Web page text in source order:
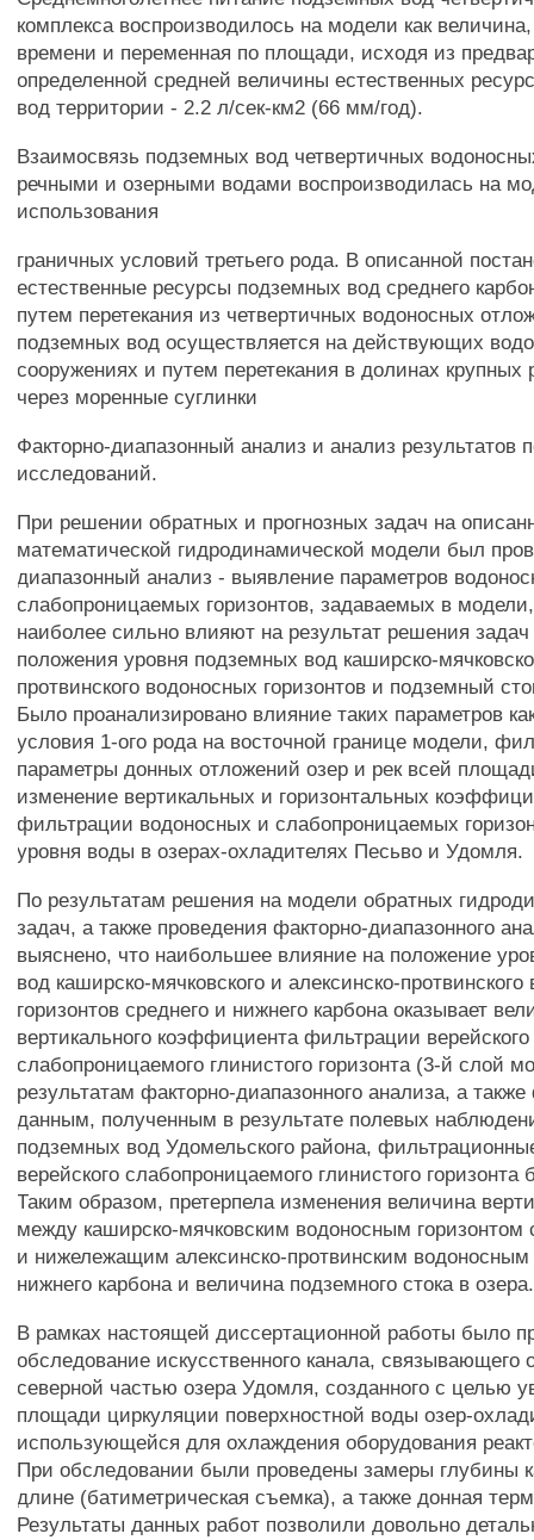
комплекса воспроизводилось на модели как
времени и переменная по площади, исходя из
определенной средней величины естественных
вод территории - 2.2 л/сек-км2 (66 мм/год).
Взаимосвязь подземных вод четвертичных
речными и озерными водами воспроизводилась на
использования
граничных условий третьего рода. В описанной
естественные ресурсы подземных вод среднего
путем перетекания из четвертичных водоносных
подземных вод осуществляется на действующих
сооружениях и путем перетекания в долинах крупных
через моренные суглинки
Факторно-диапазонный анализ и анализ результатов
исследований.
При решении обратных и прогнозных задач на
математической гидродинамической модели был
диапазонный анализ - выявление параметров
слабопроницаемых горизонтов, задаваемых в
наиболее сильно влияют на результат решения
положения уровня подземных вод каширско-
протвинского водоносных горизонтов и подземный
Было проанализировано влияние таких параметров
условия 1-ого рода на восточной границе модели,
параметры донных отложений озер и рек всей
изменение вертикальных и горизонтальных
фильтрации водоносных и слабопроницаемых
уровня воды в озерах-охладителях Песьво и Удомля.
По результатам решения на модели обратных
задач, а также проведения факторно-диапазонного
выяснено, что наибольшее влияние на положение
вод каширско-мячковского и алексинско-
горизонтов среднего и нижнего карбона оказывает
вертикального коэффициента фильтрации верейского
слабопроницаемого глинистого горизонта (3-й слой
результатам факторно-диапазонного анализа, а
данным, полученным в результате полевых
подземных вод Удомельского района,
верейского слабопроницаемого глинистого
Таким образом, претерпела изменения величина
между каширско-мячковским водоносным горизонтом
и нижележащим алексинско-протвинским водоносным
нижнего карбона и величина подземного стока в озера.
В рамках настоящей диссертационной работы было
обследование искусственного канала, связывающего
северной частью озера Удомля, созданного с целью
площади циркуляции поверхностной воды озер-
использующейся для охлаждения оборудования
При обследовании были проведены замеры глубины
длине (батиметрическая съемка), а также донная
Результаты данных работ позволили довольно